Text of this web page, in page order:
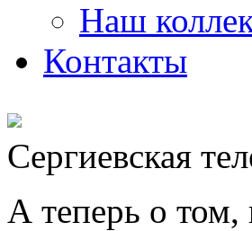
Наш
Контакты
Сергиевская
А теперь о том,